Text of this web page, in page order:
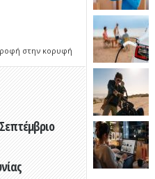
στην κορυφή